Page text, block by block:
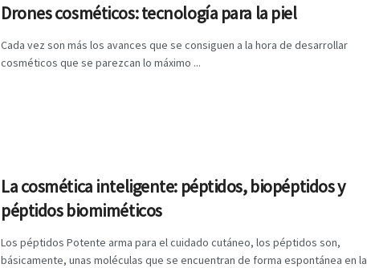
Drones cosméticos: tecnología para la piel
Cada vez son más los avances que se consiguen a la hora de desarrollar
cosméticos que se parezcan lo máximo ...
La cosmética inteligente: péptidos, biopéptidos y
péptidos biomiméticos
Los péptidos Potente arma para el cuidado cutáneo, los péptidos son,
básicamente, unas moléculas que se encuentran de forma espontánea en la